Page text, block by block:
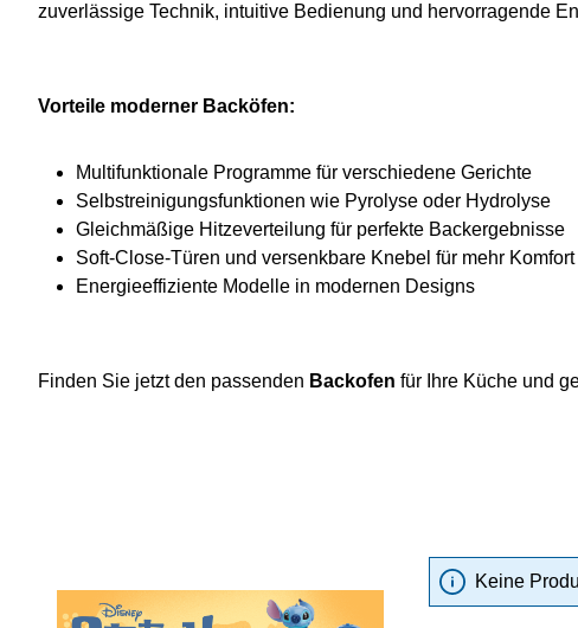
zuverlässige Technik, intuitive Bedienung und hervorragende
Vorteile moderner Backöfen:
Multifunktionale Programme für verschiedene Gerichte
Selbstreinigungsfunktionen wie Pyrolyse oder Hydrolyse
Gleichmäßige Hitzeverteilung für perfekte Backergebnisse
Soft-Close-Türen und versenkbare Knebel für mehr Komfort
Energieeffiziente Modelle in modernen Designs
Finden Sie jetzt den passenden Backofen für Ihre Küche und
Keine